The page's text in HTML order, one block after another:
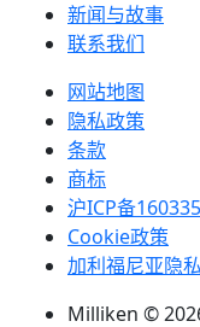
新闻与故事
联系我们
网站地图
隐私政策
条款
商标
沪ICP备
Cookie政策
加利福尼亚隐
Milliken ©